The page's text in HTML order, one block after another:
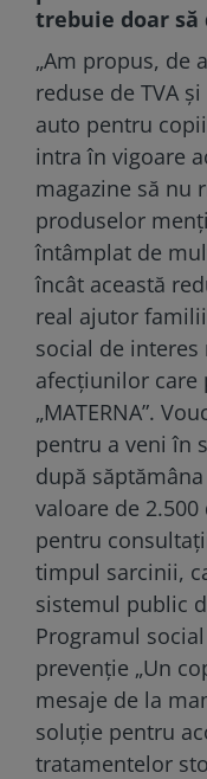
trebuie doar să
„Am propus, de
reduse de TVA
auto pentru
intra în vigoare
magazine să nu
produselor
întâmplat de
încât această
real ajutor
social de
afecţiunilor care
„MATERNA”.
pentru a veni în
după
valoare de
pentru
timpul sarcinii,
sistemul public
Programul
prevenţie „Un
mesaje de la
soluţie pentru
tratamentelor